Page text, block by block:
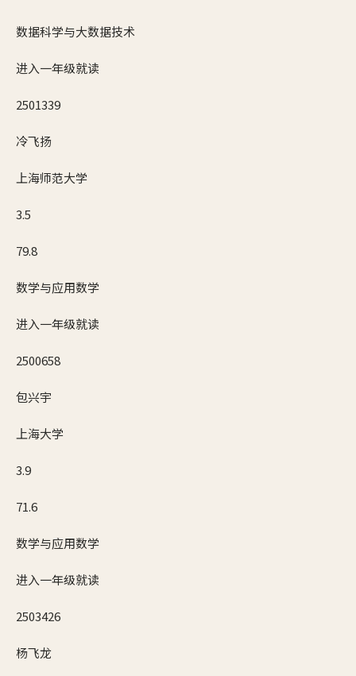
数据科学与大数据技术
进入一年级就读
2501339
冷飞扬
上海师范大学
3.5
79.8
数学与应用数学
进入一年级就读
2500658
包兴宇
上海大学
3.9
71.6
数学与应用数学
进入一年级就读
2503426
杨飞龙